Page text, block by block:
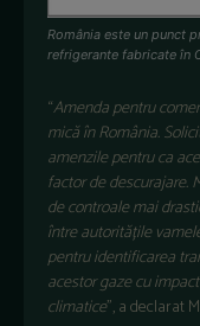
România este un punct
refrigerante fabricate în
“Amenda pentru
mică în România.
amenzile pentru ca
factor de descurajare.
de controale mai
între autoritățile
pentru identificarea
acestor gaze cu
climatice”, a declarat